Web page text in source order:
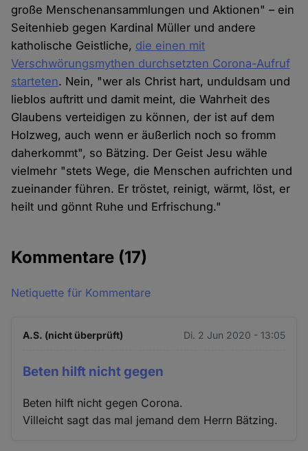
große Menschenansammlungen und Aktionen" – ein
Seitenhieb gegen Kardinal Müller und andere
katholische Geistliche, die einen mit
Verschwörungsmythen durchsetzten Corona-Aufruf
starteten. Nein, "wer als Christ hart, unduldsam und
lieblos auftritt und damit meint, die Wahrheit des
Glaubens verteidigen zu können, der ist auf dem
Holzweg, auch wenn er äußerlich noch so fromm
daherkommt", so Bätzing. Der Geist Jesu wähle
vielmehr "stets Wege, die Menschen aufrichten und
zueinander führen. Er tröstet, reinigt, wärmt, löst, er
heilt und gönnt Ruhe und Erfrischung."
Kommentare (17)
Netiquette für Kommentare
A.S. (nicht überprüft) Di. 2 Jun 2020 - 13:05
Beten hilft nicht gegen
Beten hilft nicht gegen Corona.
Villeicht sagt das mal jemand dem Herrn Bätzing.